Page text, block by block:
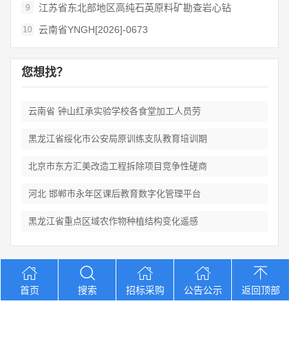
9 江苏省东北部地区高纯石英原料矿勘查岩心钻
10 云南省YNGH[2026]-0673
您想找？
云南省 钟山红承实验学校各食堂加工人员劳
黑龙江省绥化市公安局原训练支队教育培训期
北京市东方汇美改造工程拆除项目竞争性磋商
河北 邯郸市永年区课后教育数字化管理平台
黑龙江省重点区域农作物种植结构变化遥感
Copyright © 2012-2026 中招招标网 版权所有 网站备案号：京
ICP备2023026371号-2
首页 搜索 招标采购 公告公示 返回顶部